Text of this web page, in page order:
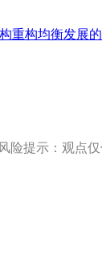
重构均衡发展
风险提示：观点